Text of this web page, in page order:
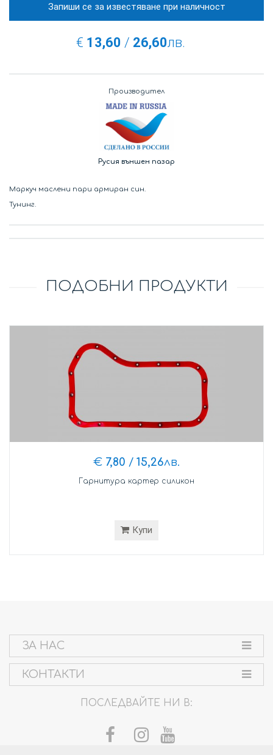
Запиши се за известяване при наличност
€ 13,60 / 26,60лв.
Производител
Русия външен пазар
Маркуч маслени пари армиран син.
Тунинг.
ПОДОБНИ ПРОДУКТИ
€ 7,80 / 15,26лв.
Гарнитура картер силикон
Купи
ЗА НАС
КОНТАКТИ
ПОСЛЕДВАЙТЕ НИ В: